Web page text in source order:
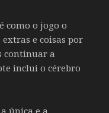
como o jogo o
e coisas por
continuar a
inclui o cérebro